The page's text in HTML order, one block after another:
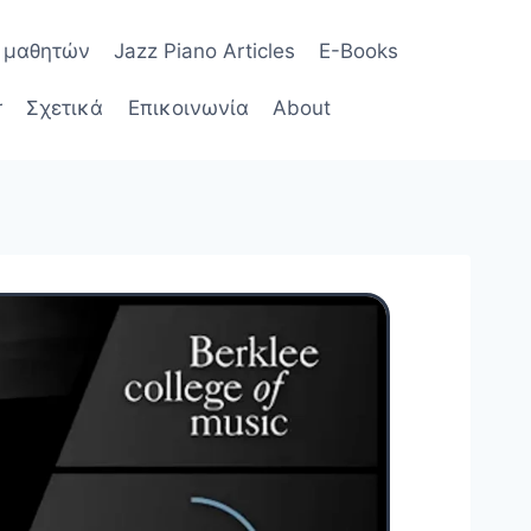
μαθητών Jazz Piano Articles E-Books
Σχετικά Επικοινωνία About